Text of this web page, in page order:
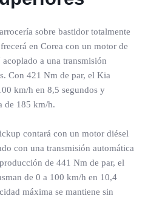
sobre bastidor totalmente
en Corea con un motor de
a una transmisión
Con 421 Nm de par, el Kia
km/h en 8,5 segundos y
de 185 km/h.
contará con un motor diésel
con una transmisión automática
de 441 Nm de par, el
de 0 a 100 km/h en 10,4
máxima se mantiene sin